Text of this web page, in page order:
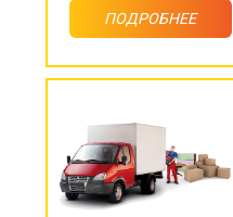
ПОДРОБНЕЕ